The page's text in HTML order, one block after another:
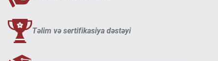
Təlim və sertifikasiya dəstəyi